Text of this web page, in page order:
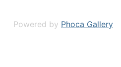
Powered by Phoca Gallery